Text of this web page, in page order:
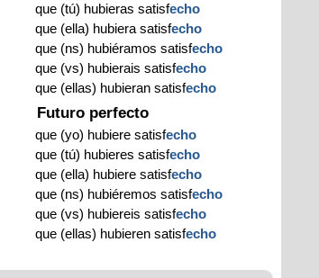
que (tú) hubieras satisfecho
que (ella) hubiera satisfecho
que (ns) hubiéramos satisfecho
que (vs) hubierais satisfecho
que (ellas) hubieran satisfecho
Futuro perfecto
que (yo) hubiere satisfecho
que (tú) hubieres satisfecho
que (ella) hubiere satisfecho
que (ns) hubiéremos satisfecho
que (vs) hubiereis satisfecho
que (ellas) hubieren satisfecho